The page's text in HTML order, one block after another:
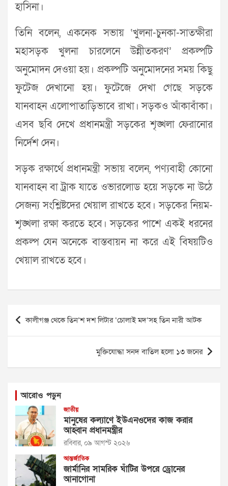
হাসিনা।
তিনি বলেন, একনেক সভায় ‘খুলনা-চুনকা-সাতক্ষীরা
মহাসড়ক খুলনা চারলেনে উন্নীতকরণ’ প্রকল্পটি
অনুমোদন দেওয়া হয়। প্রকল্পটি অনুমোদনের সময় কিছু
ফুটেজ দেখানো হয়। ফুটেজে দেখা গেছে সড়কে
যানবাহন এলোপাতাড়িভাবে রাখা। সড়কও আঁকাবাঁকা।
এসব ছবি দেখে প্রধানমন্ত্রী সড়কের শৃঙ্খলা ফেরানোর
নির্দেশ দেন।
সড়ক রক্ষার্থে প্রধানমন্ত্রী সভায় বলেন, পণ্যবাহী কোনো
যানবাহন বা ট্রাক যাতে ওভারলোড হয়ে সড়কে না উঠে
সেজন্য সংশ্লিষ্টদের খেয়াল রাখতে হবে। সড়কের নিয়ম-
শৃঙ্খলা রক্ষা করতে হবে। সড়কের পাশে একই ধরনের
প্রকল্প যেন অনেকে বাস্তবায়ন না করে এই বিষয়টিও
খেয়াল রাখতে হবে।
Post
navigation
কালীগঞ্জ থেকে তিন’শ দশ লিটার ‘চোলাই মদ’সহ তিন নারী আটক
মুক্তিযোদ্ধা সনদ বাতিল হলো ১৩ জনের
আরোও পড়ুন
জাতীয়
মানুষের কল্যাণে ইউএনওদের কাজ করার
আহ্বান প্রধানমন্ত্রীর
রবিবার, ০৯ আগস্ট ২০২৬
আন্তর্জাতিক
জার্মানির সামরিক ঘাঁটির উপরে ড্রোনের
আনাগোনা